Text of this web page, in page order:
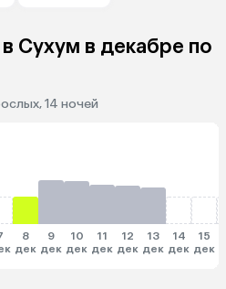
Сухум в декабре по
14 ночей
8
дек
9
дек
10
дек
11
дек
12
дек
13
дек
14
дек
15
дек